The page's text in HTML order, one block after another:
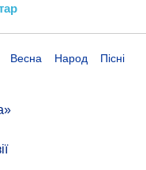
Весна Народ Пісні